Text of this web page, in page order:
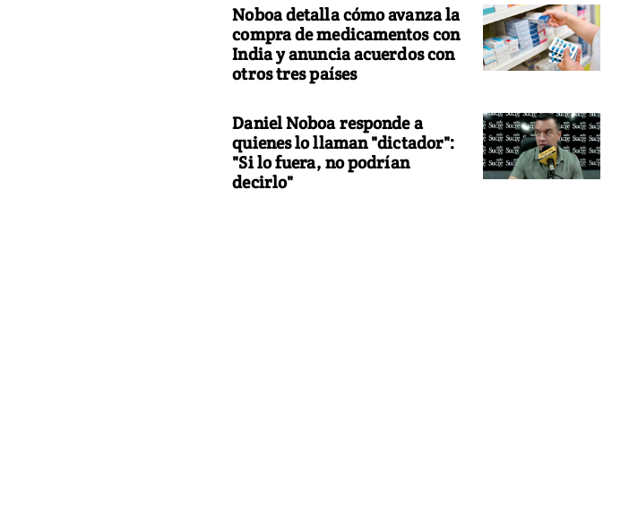
Noboa detalla cómo avanza la
compra de medicamentos con
India y anuncia acuerdos con
otros tres países
Daniel Noboa responde a
quienes lo llaman "dictador":
"Si lo fuera, no podrían
decirlo"